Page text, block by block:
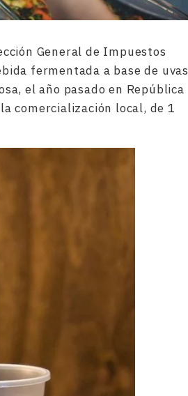
General de Impuestos
fermentada a base de uvas
el año pasado en República
comercialización local, de 1